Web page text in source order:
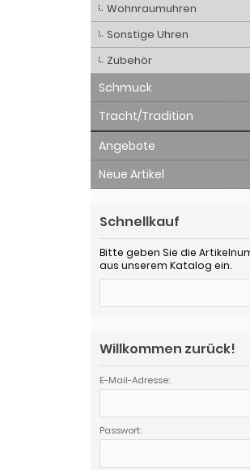
Wohnraumuhren
Sonstige Uhren
Zubehör
Schmuck
Tracht/Tradition
Angebote
Neue Artikel
Schnellkauf
Bitte geben Sie die
aus unserem Katalog ein.
Willkommen zurück!
E-Mail-Adresse:
Passwort: